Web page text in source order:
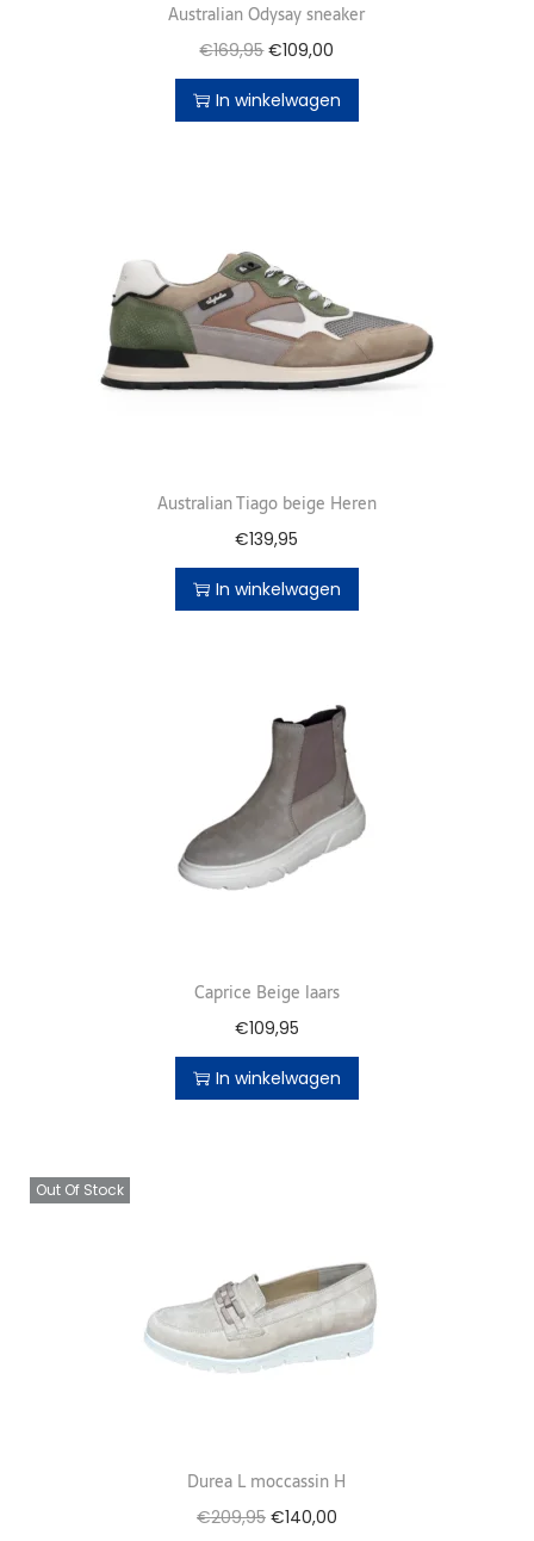
Australian Odysay sneaker
€169,95 €109,00
In winkelwagen
Australian Tiago beige Heren
€139,95
In winkelwagen
Caprice Beige laars
€109,95
In winkelwagen
Out Of Stock
Durea L moccassin H
€209,95 €140,00